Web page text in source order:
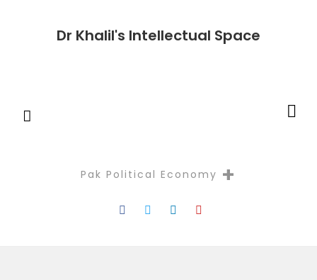
Dr Khalil's Intellectual Space
Pak Political Economy +